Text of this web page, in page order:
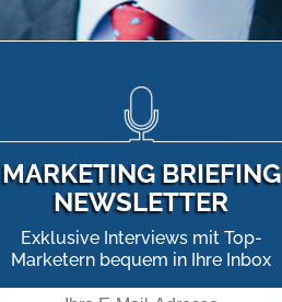
MARKETING BRIEFING
NEWSLETTER
Exklusive Interviews mit Top-
Marketern bequem in Ihre Inbox